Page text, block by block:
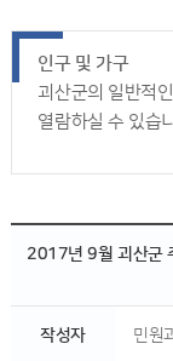
인구 및 가구
괴산군의 일반적
열람하실 수 있습
2017년 9월 괴산군
작성자 민원